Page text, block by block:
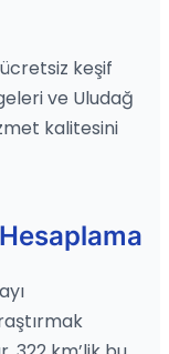
keşif
ve Uludağ
kalitesini